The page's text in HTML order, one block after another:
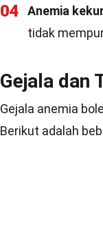
04 Anemia
tidak
Gejala dan
Gejala anemia
Berikut adalah